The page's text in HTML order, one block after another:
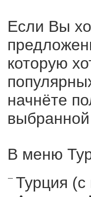
Если Вы
которую
начнёте
В меню
Турция